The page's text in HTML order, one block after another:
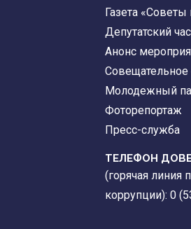
Газета «Советы
Депутатский час
Анонс
Совещательное
Молодежный
Фоторепортаж
Пресс-служба
ТЕЛЕФОН
(горячая линия
коррупции): 0